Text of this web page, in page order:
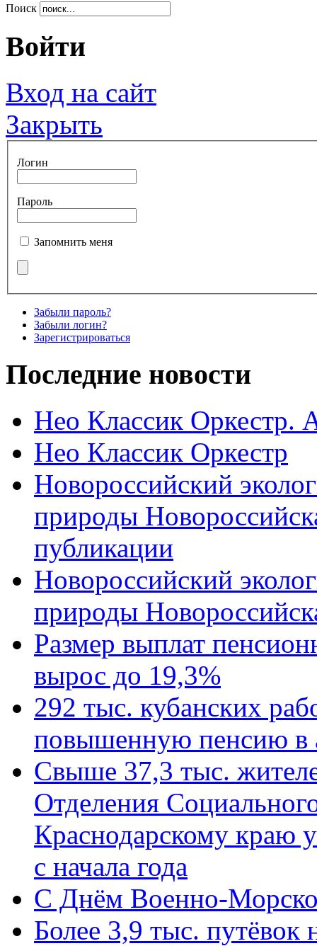
Поиск
Войти
Вход на сайт
Закрыть
Логин
Пароль
Запомнить меня
Забыли пароль?
Забыли логин?
Зарегистрироваться
Последние новости
Нео Классик Оркестр.
Нео Классик Оркестр
Новороссийский
природы
публикации
Новороссийский
природы
Размер выплат
вырос до 19,3%
292 тыс. кубанских
повышенную пенсию в
Свыше 37,3 тыс.
Отделения
Краснодарскому краю
с начала года
C Днём Военно-
Более 3,9 тыс. путёвок